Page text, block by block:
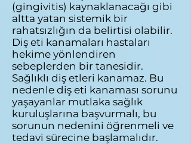
(gingivitis) kaynaklanacağı gibi
altta yatan sistemik bir
rahatsızlığın da belirtisi olabilir.
Diş eti kanamaları hastaları
hekime yönlendiren
sebeplerden bir tanesidir.
Sağlıklı diş etleri kanamaz. Bu
nedenle diş eti kanaması sorunu
yaşayanlar mutlaka sağlık
kuruluşlarına başvurmalı, bu
sorunun nedenini öğrenmeli ve
tedavi sürecine başlamalıdır.